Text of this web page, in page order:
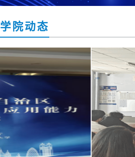
学院动态